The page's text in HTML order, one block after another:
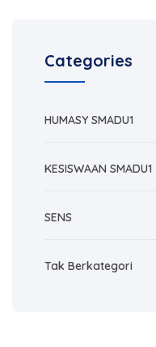
Categories
HUMASY SMADU1
KESISWAAN SMADU1
SENS
Tak Berkategori